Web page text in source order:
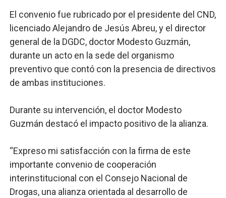
El convenio fue rubricado por el presidente del CND,
licenciado Alejandro de Jesús Abreu, y el director
general de la DGDC, doctor Modesto Guzmán,
durante un acto en la sede del organismo
preventivo que contó con la presencia de directivos
de ambas instituciones.
Durante su intervención, el doctor Modesto
Guzmán destacó el impacto positivo de la alianza.
“Expreso mi satisfacción con la firma de este
importante convenio de cooperación
interinstitucional con el Consejo Nacional de
Drogas, una alianza orientada al desarrollo de